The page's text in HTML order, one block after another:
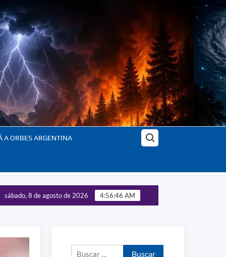
A ORBES ARGENTINA
Buscar:
sábado, 8 de agosto de 2026 4:56:47 AM
Buscar: